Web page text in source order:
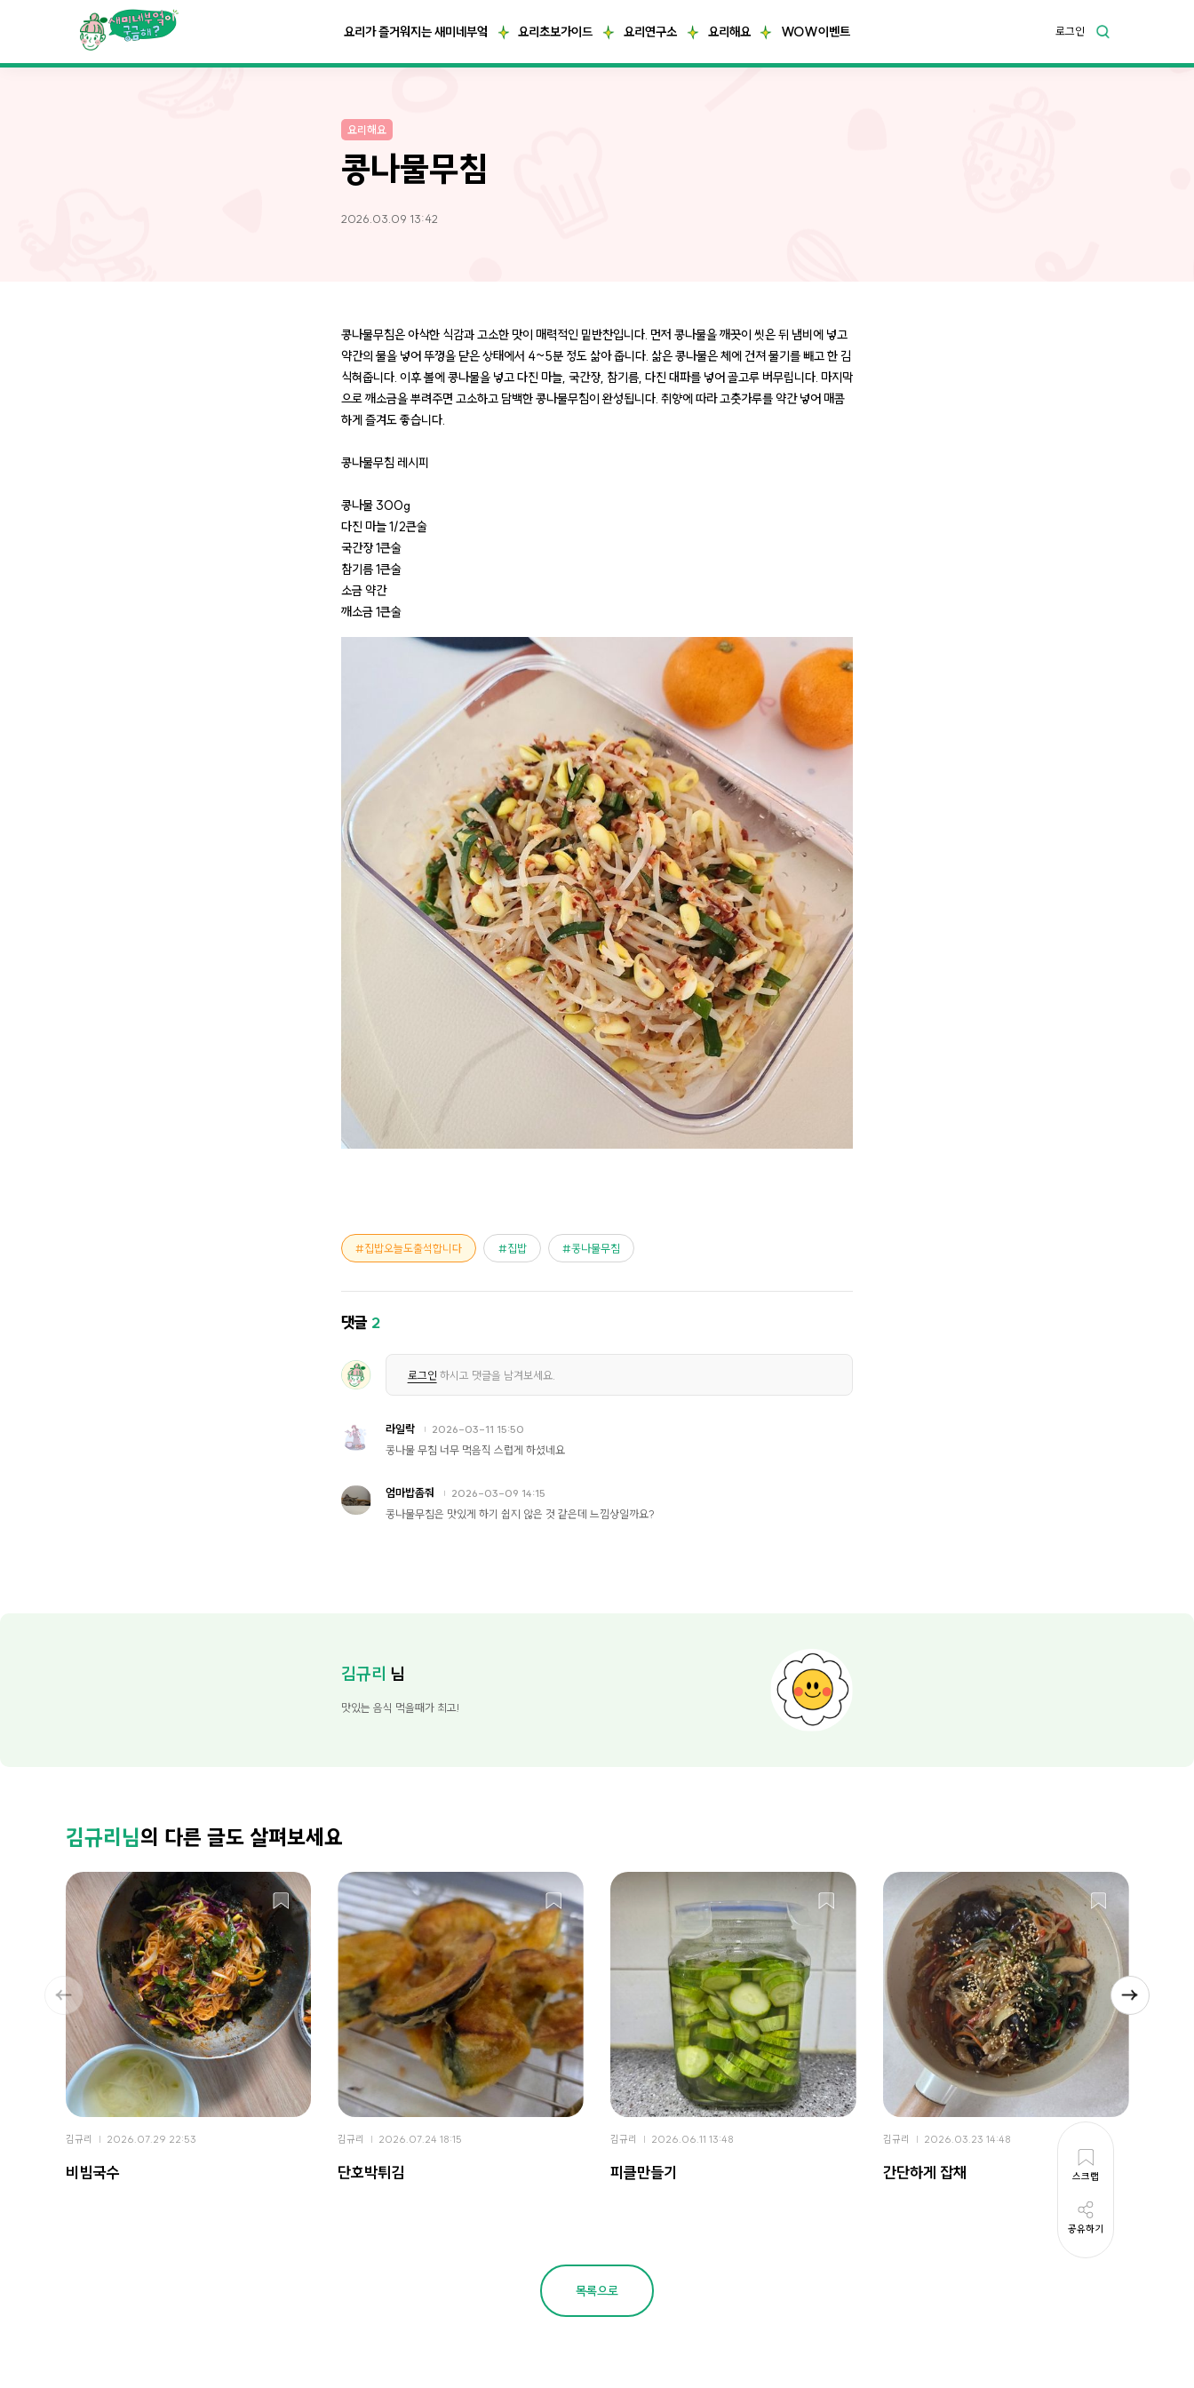
요리가 즐거워지는 새미네부엌 요리초보가이드 요리연구소 요리해요 WOW이벤트 로그인
스크랩
공유하기
요리해요
콩나물무침
2026.03.09 13:42
콩나물무침은 아삭한 식감과 고소한 맛이 매력적인 밑반찬입니다. 먼저 콩나물을 깨끗이 씻은 뒤 냄비에 넣고
약간의 물을 넣어 뚜껑을 닫은 상태에서 4~5분 정도 삶아 줍니다. 삶은 콩나물은 체에 건져 물기를 빼고 한 김
식혀줍니다. 이후 볼에 콩나물을 넣고 다진 마늘, 국간장, 참기름, 다진 대파를 넣어 골고루 버무립니다. 마지막
으로 깨소금을 뿌려주면 고소하고 담백한 콩나물무침이 완성됩니다. 취향에 따라 고춧가루를 약간 넣어 매콤
하게 즐겨도 좋습니다.
콩나물무침 레시피
콩나물 300g
다진 마늘 1/2큰술
국간장 1큰술
참기름 1큰술
소금 약간
깨소금 1큰술
집밥오늘도출석합니다 집밥 콩나물무침
댓글 2
로그인 하시고 댓글을 남겨보세요.
라일락 2026-03-11 15:50
콩나물 무침 너무 먹음직 스럽게 하셨네요
엄마밥좀줘 2026-03-09 14:15
콩나물무침은 맛있게 하기 쉽지 않은 것 같은데 느낌상일까요?
김규리 님
맛있는 음식 먹을때가 최고!
김규리님의 다른 글도 살펴보세요
김규리 2026.07.29 22:53
비빔국수
김규리 2026.07.24 18:15
단호박튀김
김규리 2026.06.11 13:48
피클만들기
김규리 2026.03.23 14:48
간단하게 잡채
목록으로